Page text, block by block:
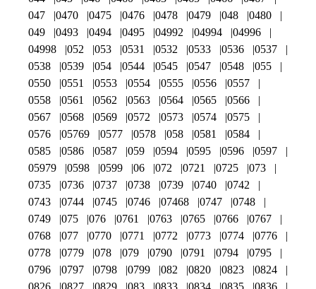
047
0470 0475 0476 0478 0479 048
0480
049
0493 0494 0495 04992 04994
04996
04998
052 053 0531 0532 0533 0536
0537
0538
0539 054 0544 0545 0547 0548
055
0550
0551 0553 0554 0555 0556
0557
0558
0561 0562 0563 0564 0565
0566
0567
0568 0569 0572 0573 0574
0575
0576
05769 0577 0578 058 0581
0584
0585
0586 0587 059 0594 0595 0596
0597
05979
0598 0599 06 072 0721 0725
073
0735
0736 0737 0738 0739 0740
0742
0743
0744 0745 0746 07468 0747
0748
0749
075 076 0761 0763 0765 0766
0767
0768
077 0770 0771 0772 0773 0774
0776
0778
0779 078 079 0790 0791 0794
0795
0796
0797 0798 0799 082 0820 0823
0824